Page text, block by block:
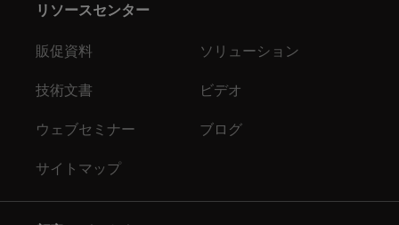
リソースセンター
販促資料 ソリューション
技術文書 ビデオ
ウェブセミナー ブログ
サイトマップ